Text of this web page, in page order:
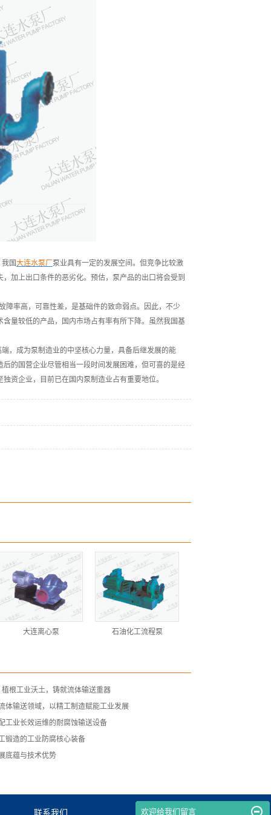
国大连水泵厂 泵业具有一定的发展空间。但竞争比较激
加上出口条件的恶劣化。预估，泵产品的出口将会受到
率高，可靠性差，是基础件的致命弱点。因此，不少
量较低的产品，国内市场占有率有所下降。虽然我国基
，成为泵制造业的中坚核心力量，具备后继发展的能
的国营企业尽管相当一段时间发展困难，但可喜的是经
资企业，目前已在国内泵制造业占有重要地位。
大连离心泵 石油化工流程泵
根工业沃土，铸就流体输送重器
体输送领域，以精工制造赋能工业发展
工业长效运维的耐腐蚀输送设备
锻造的工业防腐核心装备
底蕴与技术优势
联系我们 欢迎给我们留言